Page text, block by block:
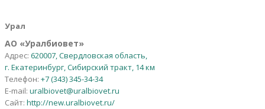
Урал
АО «Уралбиовет»
Адрес: 620007, Свердловская область,
г. Екатеринбург, Сибирский тракт, 14 км
Телефон: +7 (343) 345-34-34
E-mail: uralbiovet@uralbiovet.ru
Сайт: http://new.uralbiovet.ru/